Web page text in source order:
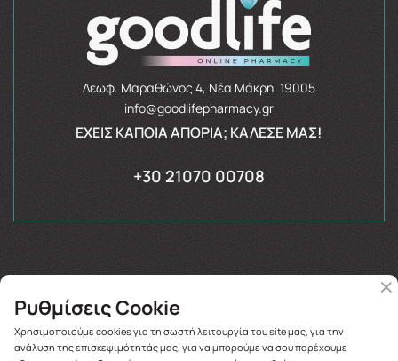
Λεωφ. Μαραθώνος 4, Νέα Μάκρη, 19005
info@goodlifepharmacy.gr
ΈΧΕΙΣ ΚΆΠΟΙΑ ΑΠΟΡΊΑ; ΚΆΛΕΣΈ ΜΑΣ!
+30 21070 00708
Copyright © 2026
Ρυθμίσεις Cookie
Χρησιμοποιούμε cookies για τη σωστή λειτουργία του site μας, για την
ανάλυση της επισκεψιμότητάς μας, για να μπορούμε να σου παρέχουμε